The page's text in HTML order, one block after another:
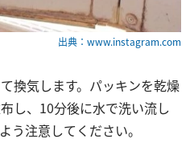
出典：www.instagram.com
換気します。パッキンを乾燥
し、10分後に水で洗い流し
う注意してください。